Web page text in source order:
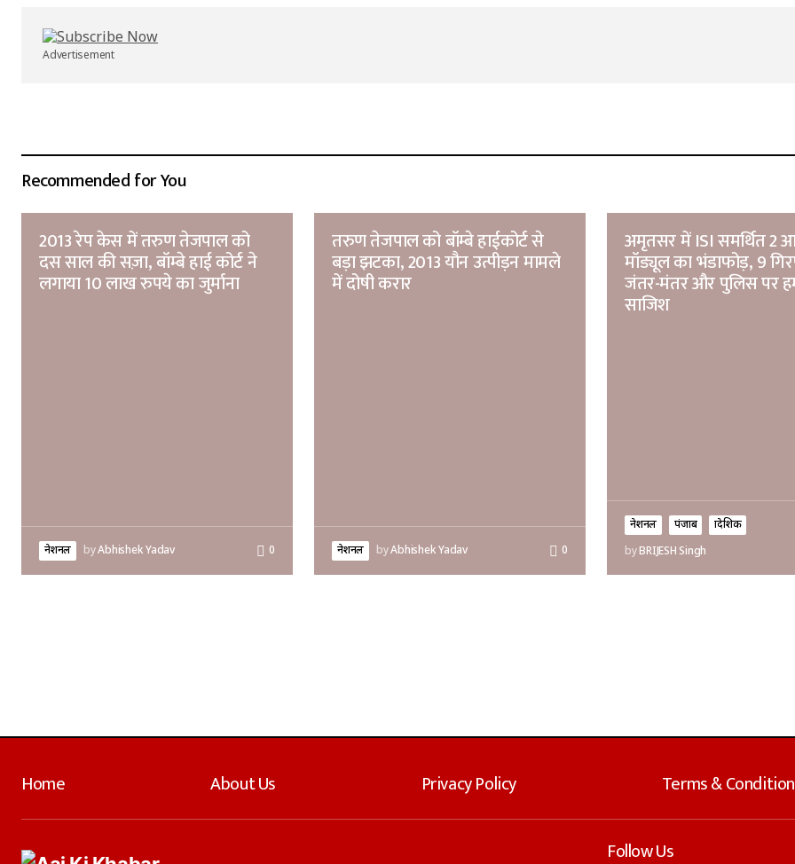
Advertisement
Recommended for You
2013 रेप केस में तरुण तेजपाल को
दस साल की सज़ा, बॉम्बे हाई कोर्ट ने
लगाया 10 लाख रुपये का जुर्माना
नेशनल byAbhishek Yadav 0
तरुण तेजपाल को बॉम्बे हाईकोर्ट से
बड़ा झटका, 2013 यौन उत्पीड़न मामले
में दोषी करार
नेशनल byAbhishek Yadav 0
अमृतसर में ISI समर्थित 2
मॉड्यूल का भंडाफोड़, 9
जंतर-मंतर और पुलिस पर
साजिश
नेशनल पंजाब
प्रादेशिक
byBRIJESH Singh
Home About Us Privacy Policy Terms &
Follow Us